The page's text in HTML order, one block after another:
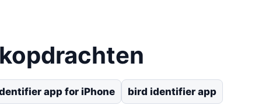
app for iPhone bird identifier app